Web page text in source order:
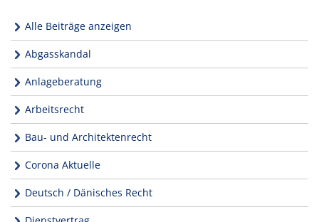
Alle Beiträge anzeigen
Abgasskandal
Anlageberatung
Arbeitsrecht
Bau- und Architektenrecht
Corona Aktuelle
Deutsch / Dänisches Recht